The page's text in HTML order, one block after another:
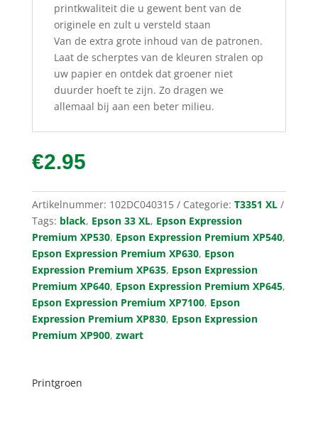
printkwaliteit die u gewent bent van de
originele en zult u versteld staan
Van de extra grote inhoud van de patronen.
Laat de scherptes van de kleuren stralen op
uw papier en ontdek dat groener niet
duurder hoeft te zijn. Zo dragen we
allemaal bij aan een beter milieu.
€2.95
Artikelnummer: 102DC040315 Categorie: T3351 XL
Tags: black, Epson 33 XL, Epson Expression
Premium XP530, Epson Expression Premium XP540,
Epson Expression Premium XP630, Epson
Expression Premium XP635, Epson Expression
Premium XP640, Epson Expression Premium XP645,
Epson Expression Premium XP7100, Epson
Expression Premium XP830, Epson Expression
Premium XP900, zwart
Printgroen